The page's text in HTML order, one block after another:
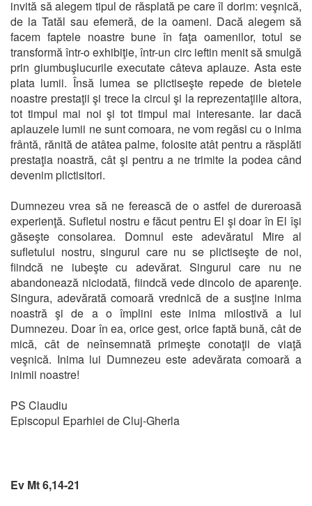
invită să alegem tipul de răsplată pe care îl dorim: veşnică,
de la Tatăl sau efemeră, de la oameni. Dacă alegem să
facem faptele noastre bune în faţa oamenilor, totul se
transformă într-o exhibiţie, într-un circ ieftin menit să smulgă
prin giumbuşlucurile executate câteva aplauze. Asta este
plata lumii. Însă lumea se plictiseşte repede de bietele
noastre prestaţii şi trece la circul şi la reprezentaţiile altora,
tot timpul mai noi şi tot timpul mai interesante. Iar dacă
aplauzele lumii ne sunt comoara, ne vom regăsi cu o inima
frântă, rănită de atâtea palme, folosite atât pentru a răsplăti
prestaţia noastră, cât şi pentru a ne trimite la podea când
devenim plictisitori.
Dumnezeu vrea să ne ferească de o astfel de dureroasă
experienţă. Sufletul nostru e făcut pentru El şi doar în El îşi
găseşte consolarea. Domnul este adevăratul Mire al
sufletului nostru, singurul care nu se plictiseşte de noi,
fiindcă ne iubeşte cu adevărat. Singurul care nu ne
abandonează niciodată, fiindcă vede dincolo de aparenţe.
Singura, adevărată comoară vrednică de a susţine inima
noastră şi de a o împlini este inima milostivă a lui
Dumnezeu. Doar în ea, orice gest, orice faptă bună, cât de
mică, cât de neînsemnată primeşte conotaţii de viaţă
veşnică. Inima lui Dumnezeu este adevărata comoară a
inimii noastre!
PS Claudiu
Episcopul Eparhiei de Cluj-Gherla
Ev Mt 6,14-21